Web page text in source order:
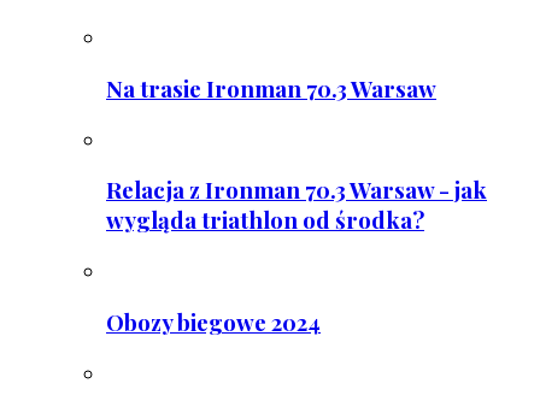
Na trasie Ironman 70.3 Warsaw
Relacja z Ironman 70.3 Warsaw - jak
wygląda triathlon od środka?
Obozy biegowe 2024